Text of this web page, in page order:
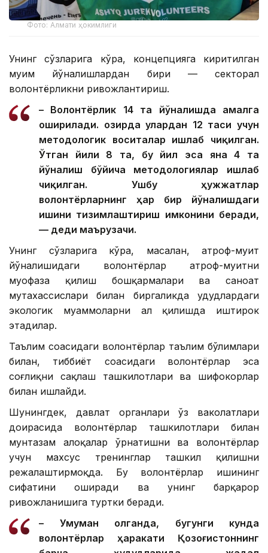
Фото: Алмати ҳокимлиги
Унинг сўзларига кўра, концепцияга киритилган
муҳим йўналишлардан бири — секторал
волонтёрликни ривожлантириш.
– Волонтёрлик 14 та йўналишда амалга
оширилади. Ҳозирда улардан 12 таси учун
методологик воситалар ишлаб чиқилган.
Ўтган йили 8 та, бу йил эса яна 4 та
йўналиш бўйича методологиялар ишлаб
чиқилган. Ушбу ҳужжатлар
волонтёрларнинг ҳар бир йўналишдаги
ишини тизимлаштириш имконини беради,
— деди маърузачи.
Унинг сўзларига кўра, масалан, атроф-муҳит
йўналишидаги волонтёрлар атроф-муҳитни
муҳофаза қилиш бошқармалари ва саноат
мутахассислари билан биргаликда ҳудудлардаги
экологик муаммоларни ҳал қилишда иштирок
этадилар.
Таълим соҳасидаги волонтёрлар таълим бўлимлари
билан, тиббиёт соҳасидаги волонтёрлар эса
соғлиқни сақлаш ташкилотлари ва шифокорлар
билан ишлайди.
Шунингдек, давлат органлари ўз ваколатлари
доирасида волонтёрлар ташкилотлари билан
мунтазам алоқалар ўрнатишни ва волонтёрлар
учун махсус тренинглар ташкил қилишни
режалаштирмоқда. Бу волонтёрлар ишининг
сифатини оширади ва унинг барқарор
ривожланишига туртки беради.
– Умуман олганда, бугунги кунда
волонтёрлар ҳаракати Қозоғистоннинг